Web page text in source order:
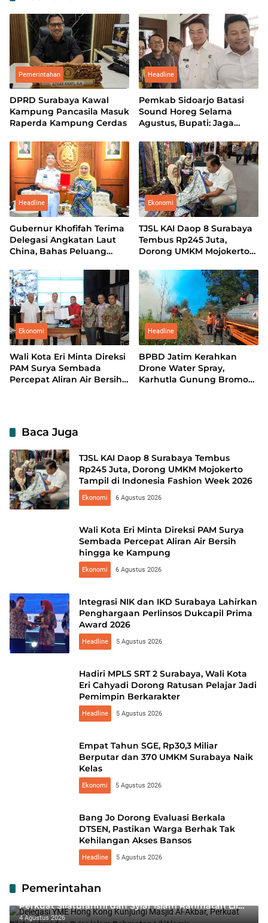
Pemerintahan
DPRD Surabaya Kawal
Kampung Pancasila Masuk
Raperda Kampung Cerdas
Headline
Pemkab Sidoarjo Batasi
Sound Horeg Selama
Agustus, Bupati: Jaga
Headline
Gubernur Khofifah Terima
Delegasi Angkatan Laut
China, Bahas Peluang
Perkapalan
Ekonomi
TJSL KAI Daop 8 Surabaya
Tembus Rp245 Juta,
Dorong UMKM Mojokerto
Fashion Week 2026
Ekonomi
Wali Kota Eri Minta Direksi
PAM Surya Sembada
Percepat Aliran Air Bersih
Headline
BPBD Jatim Kerahkan
Drone Water Spray,
Karhutla Gunung Bromo
Baca Juga
TJSL KAI Daop 8 Surabaya Tembus
Rp245 Juta, Dorong UMKM Mojokerto
Tampil di Indonesia Fashion Week 2026
Ekonomi 6 Agustus 2026
Wali Kota Eri Minta Direksi PAM Surya
Sembada Percepat Aliran Air Bersih
hingga ke Kampung
Ekonomi 6 Agustus 2026
Integrasi NIK dan IKD Surabaya Lahirkan
Penghargaan Perlinsos Dukcapil Prima
Award 2026
Headline 5 Agustus 2026
Hadiri MPLS SRT 2 Surabaya, Wali Kota
Eri Cahyadi Dorong Ratusan Pelajar Jadi
Pemimpin Berkarakter
Headline 5 Agustus 2026
Empat Tahun SGE, Rp30,3 Miliar
Berputar dan 370 UMKM Surabaya Naik
Kelas
Ekonomi 5 Agustus 2026
Bang Jo Dorong Evaluasi Berkala
DTSEN, Pastikan Warga Berhak Tak
Kehilangan Akses Bansos
Headline 5 Agustus 2026
Pemerintahan
Delegasi YME Hong Kong Kunjungi Masjid Al-Akbar,
Perkuat Silaturahmi dan Syiar Islam Rahmatan Lil
‘Alamin
4 Agustus 2026